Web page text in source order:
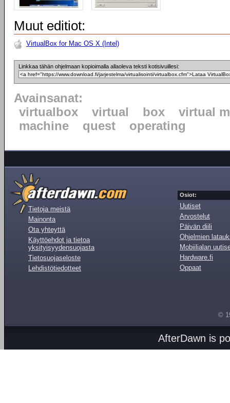
Muut editiot:
VirtualBox for Mac OS X (Intel)
Linkkaa tähän ohjelmaan kopioimalla allaoleva teksti kotisivuillesi:
Avainsanat:
virtualbox
virtual box
virtual
machine
quest operating
Tietoja meistä
Mainonta
Ota yhteyttä
Käyttöehdot ja tietoa
yksityisyydensuojasta
Tietosuojaseloste
Lehdistötiedotteet
Osiot:
Uutiset
Arvostelut
Päivän diili
Ohjelmien
Mobiilialan
Hardware.fi
Oppaat
©
AfterDawn is